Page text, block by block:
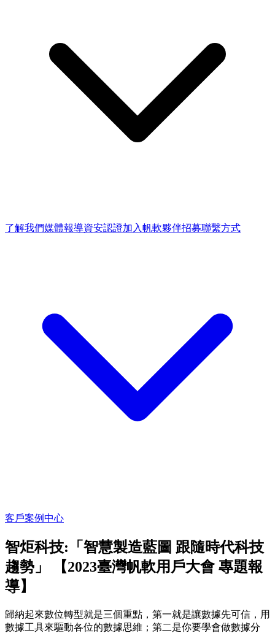
了解我們媒體報導資安認證加入帆軟夥伴招募聯繫方式
客戶案例中心
智炬科技:「智慧製造藍圖 跟隨時代科技
趨勢」 【2023臺灣帆軟用戶大會 專題報
導】
歸納起來數位轉型就是三個重點，第一就是讓數據先可信，用
數據工具來驅動各位的數據思維；第二是你要學會做數據分